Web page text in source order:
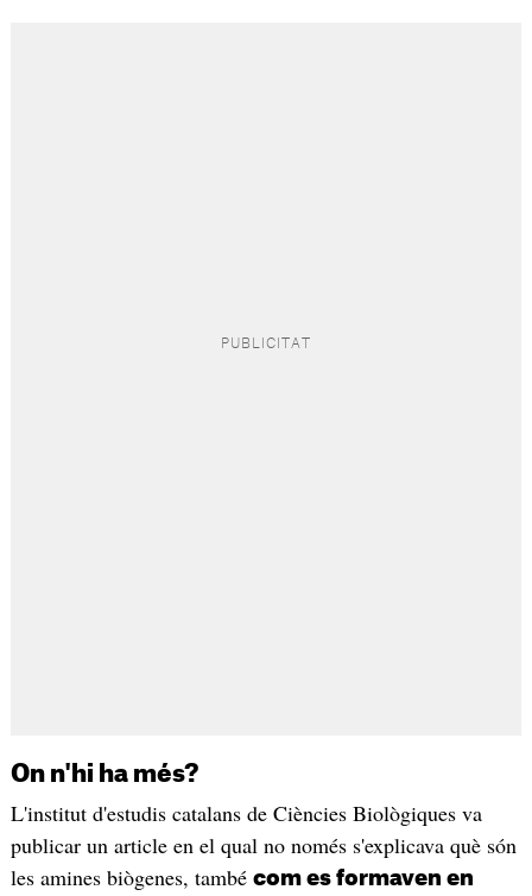
On n'hi ha més?
L'institut d'estudis catalans de Ciències Biològiques va
publicar un article en el qual no només s'explicava què són
les amines biògenes, també com es formaven en